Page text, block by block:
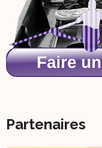
Partenaires